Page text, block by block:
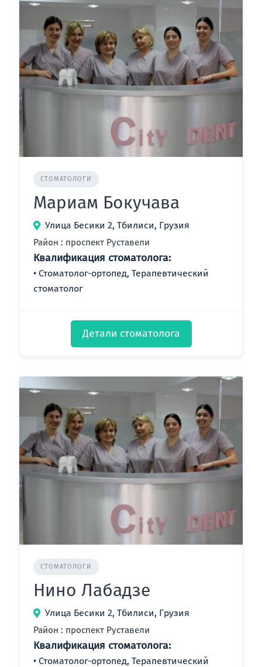
СТОМАТОЛОГИ
Мариам Бокучава
Улица Бесики 2, Тбилиси, Грузия
Район : проспект Руставели
Квалификация стоматолога:
Стоматолог-ортопед, Терапевтический
стоматолог
Детали стоматолога
СТОМАТОЛОГИ
Нино Лабадзе
Улица Бесики 2, Тбилиси, Грузия
Район : проспект Руставели
Квалификация стоматолога:
Стоматолог-ортопед, Терапевтический